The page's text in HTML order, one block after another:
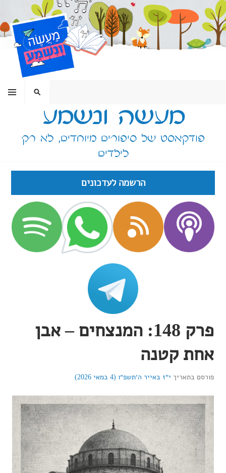
דילוג
לתוכן
מעשה ונשמע
פודקאסט של סיפורים מיוחדים, לא רק
לילדים
תפריט חיפוש
פרק 148: המנצחים – אבן
אחת קטנה
פורסם בתאריך י״ז באייר ה׳תשפ״ו (4 במאי 2026)
הרשמה לעדכונים